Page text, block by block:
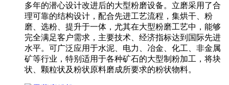
多年的潜心设计改进后的大型粉磨设备。立磨采用了合
理可靠的结构设计，配合先进工艺流程，集烘干、粉
磨、选粉、提升于一体，尤其在大型粉磨工艺中，能够
完全满足客户需求，主要技术、经济指标达到国际先进
水平。可广泛应用于水泥、电力、冶金、化工、非金属
矿等行业，特别适用于各种矿石的大型制粉加工，将块
状、颗粒状及粉状原料磨成所要求的粉状物料。